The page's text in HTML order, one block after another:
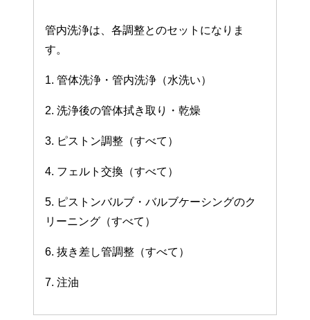
管内洗浄は、各調整とのセットになりま
す。
1. 管体洗浄・管内洗浄（水洗い）
2. 洗浄後の管体拭き取り・乾燥
3. ピストン調整（すべて）
4. フェルト交換（すべて）
5. ピストンバルブ・バルブケーシングのク
リーニング（すべて）
6. 抜き差し管調整（すべて）
7. 注油